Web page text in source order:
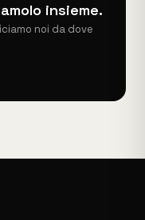
insieme.
noi da dove